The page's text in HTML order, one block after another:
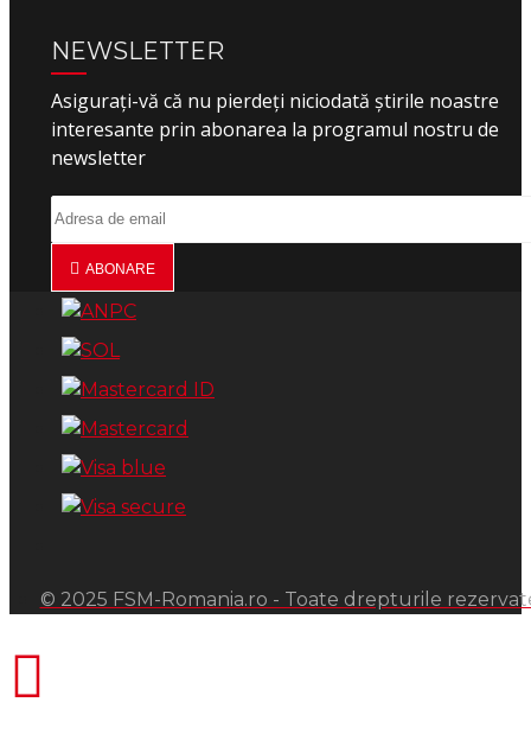
NEWSLETTER
Asigurați-vă că nu pierdeți niciodată știrile noastre
interesante prin abonarea la programul nostru de
newsletter
ABONARE
© 2025 FSM-Romania.ro - Toate drepturile